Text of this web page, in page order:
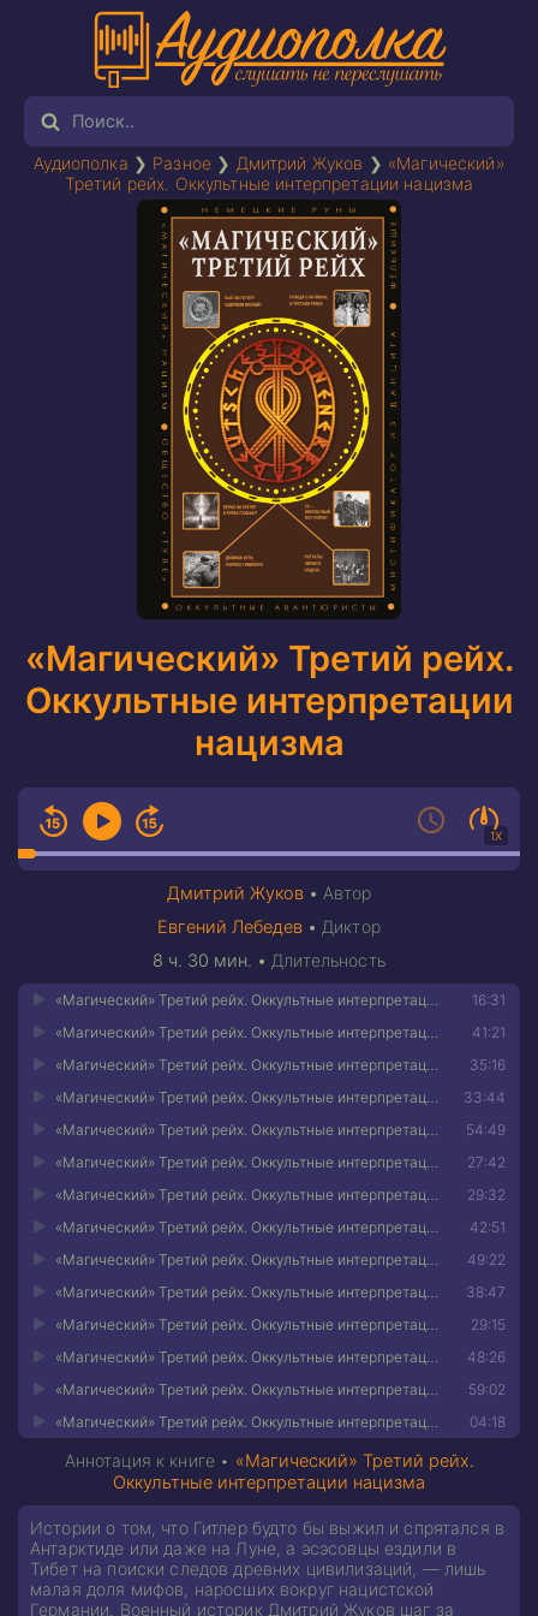
Аудиополка ❯ Разное ❯ Дмитрий Жуков ❯ «Магический»
Третий рейх. Оккультные интерпретации нацизма
«Магический» Третий рейх.
Оккультные интерпретации
нацизма
1X
Дмитрий Жуков • Автор
Евгений Лебедев • Диктор
8 ч. 30 мин. • Длительность
16:31
41:21
35:16
33:44
54:49
27:42
29:32
42:51
49:22
38:47
29:15
48:26
59:02
04:18
Аннотация к книге • «Магический» Третий рейх.
Оккультные интерпретации нацизма
Истории о том, что Гитлер будто бы выжил и спрятался в
Антарктиде или даже на Луне, а эсэсовцы ездили в
Тибет на поиски следов древних цивилизаций, — лишь
малая доля мифов, наросших вокруг нацистской
Германии. Военный историк Дмитрий Жуков шаг за